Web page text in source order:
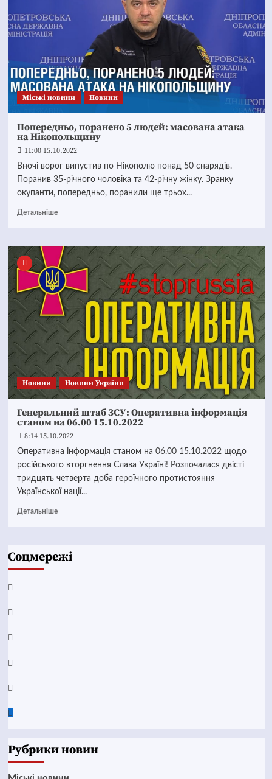
Mіські новини Новини
Попередньо, поранено 5 людей: масована атака
на Нікопольщину
11:00 15.10.2022
Вночі ворог випустив по Нікополю понад 50 снарядів.
Поранив 35-річного чоловіка та 42-річну жінку. Зранку
окупанти, попередньо, поранили ще трьох...
Детальніше
Новини Новини України
Генеральний штаб ЗСУ: Оперативна інформація
станом на 06.00 15.10.2022
8:14 15.10.2022
Оперативна інформація станом на 06.00 15.10.2022 щодо
російського вторгнення Слава Україні! Розпочалася двісті
тридцять четверта доба героїчного протистояння
Української нації...
Детальніше
Соцмережі
Facebook
YouTube
Telegram
Instagram
Twitter
Google
Рубрики новин